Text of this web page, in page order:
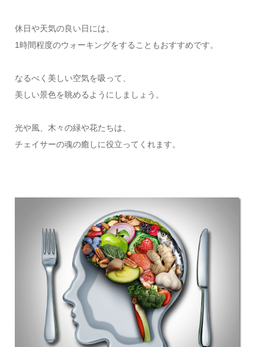
休日や天気の良い日には、
1時間程度のウォーキングをすることもおすすめです。
なるべく美しい空気を吸って、
美しい景色を眺めるようにしましょう。
光や風、木々の緑や花たちは、
チェイサーの魂の癒しに役立ってくれます。